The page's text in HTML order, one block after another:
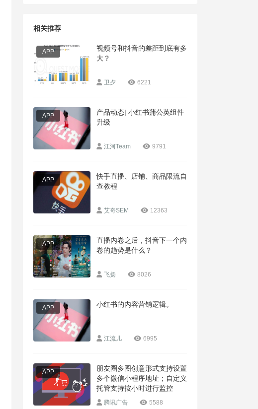
相关推荐
APP
视频号和抖音的差距到底有多
大？
卫夕 6221
APP
产品动态| 小红书蒲公英组件
升级
江河Team 9791
APP
快手直播、店铺、商品限流自
查教程
艾奇SEM 12363
APP
直播内卷之后，抖音下一个内
卷的趋势是什么？
飞扬 8026
APP 小红书的内容营销逻辑。
江流儿 6995
APP
​朋友圈多图创意形式支持设置
多个微信小程序地址；自定义
托管支持按小时进行监控
腾讯广告 5588